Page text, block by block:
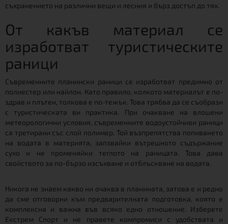
съхранението на различни вещи и лесния и бърз достъп до тях.
От какъв материал се
изработват туристическите
раници
Съвременните планински раници се изработват предимно от
полиестер или найлон. Като правило, колкото материалът е по-
здрав и плътен, толкова е по-тежък. Това трябва да се съобрази
с туристическата ви практика. При очакване на влошени
метеорологични условия, съвременните водоустойчиви раници
са третирани със слой полимер. Той възпрепятства попиването
на водата в материята, запзвайки вътрешното съдържание
сухо и не променяйки теглото на раницата. Това дава
свойството за по-бързо изсъхване и отблъскване на водата.
Никога не знаем какво ни очаква в планината, затова е и редно
да сме отговорни към предварителната подготовка, която е
комплексна и важна във всяко едно отношение. Изберете
Екстрем Спорт и не правете компромиси с удобствата и